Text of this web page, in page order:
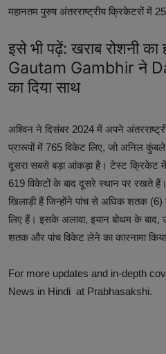
महानतम पुरुष अंतरराष्ट्रीय क्रिकेटरों में
इसे भी पढ़ें:खराब रोशनी
Gautam Gambhir ने
का दिया साथ
अश्विन ने दिसंबर 2024 में अपने
प्रारूपों में 765 विकेट लिए, जो अनिल
दूसरा सबसे बड़ा आंकड़ा है। टेस्ट क्रिकेट
619 विकेटों के बाद दूसरे स्थान पर रखते
खिलाड़ी हैं जिन्होंने पांच से अधिक शतक
लिए हैं। इसके अलावा, इयान बोथम के बाद,
शतक और पांच विकेट लेने का कारनामा
For more updates and in-depth
News in Hindi at Prabhasakshi.